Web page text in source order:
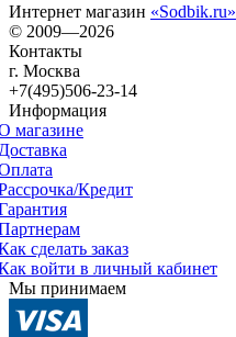
Интернет магазин «Sodbik.ru»
© 2009—2026
Контакты
г. Москва
+7(495)506-23-14
Информация
магазине
Кредит
сделать заказ
войти в личный кабинет
Мы принимаем